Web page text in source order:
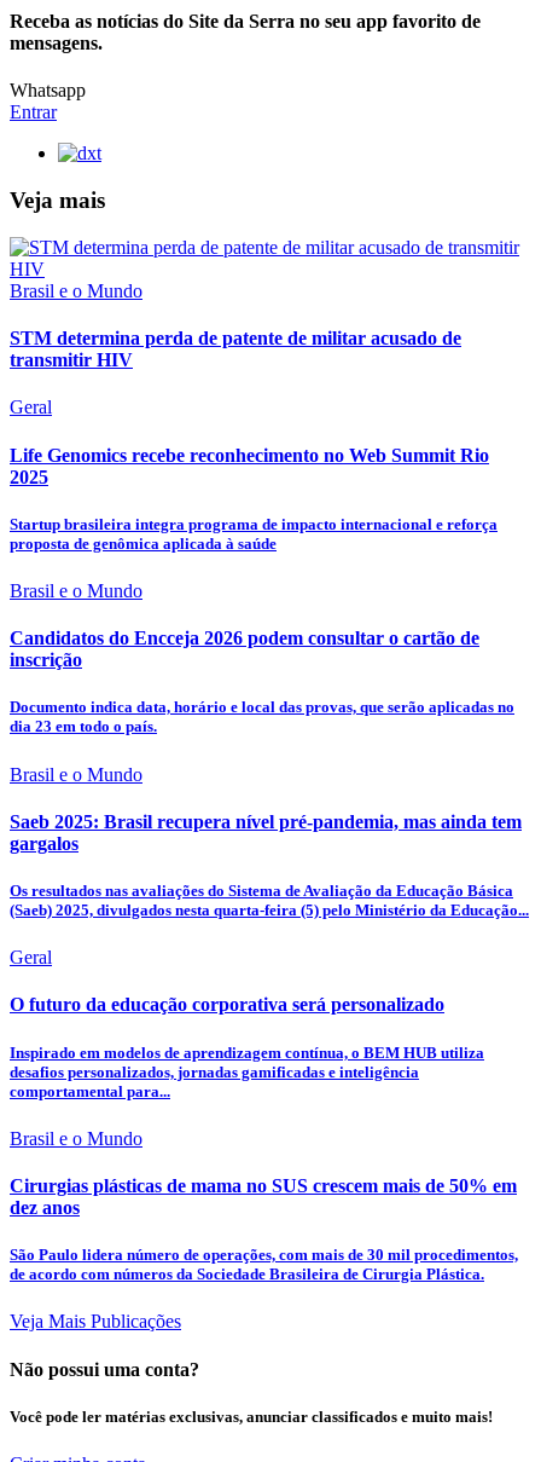
Receba as notícias do Site da Serra no seu app favorito de
mensagens.
Whatsapp
Entrar
Veja mais
Brasil e o Mundo
STM determina perda de patente de militar acusado de
transmitir HIV
Geral
Life Genomics recebe reconhecimento no Web Summit Rio
2025
Startup brasileira integra programa de impacto internacional e reforça
proposta de genômica aplicada à saúde
Brasil e o Mundo
Candidatos do Encceja 2026 podem consultar o cartão de
inscrição
Documento indica data, horário e local das provas, que serão aplicadas no
dia 23 em todo o país.
Brasil e o Mundo
Saeb 2025: Brasil recupera nível pré-pandemia, mas ainda tem
gargalos
Os resultados nas avaliações do Sistema de Avaliação da Educação Básica
(Saeb) 2025, divulgados nesta quarta-feira (5) pelo Ministério da Educação...
Geral
O futuro da educação corporativa será personalizado
Inspirado em modelos de aprendizagem contínua, o BEM HUB utiliza
desafios personalizados, jornadas gamificadas e inteligência
comportamental para...
Brasil e o Mundo
Cirurgias plásticas de mama no SUS crescem mais de 50% em
dez anos
São Paulo lidera número de operações, com mais de 30 mil procedimentos,
de acordo com números da Sociedade Brasileira de Cirurgia Plástica.
Veja Mais Publicações
Não possui uma conta?
Você pode ler matérias exclusivas, anunciar classificados e muito mais!